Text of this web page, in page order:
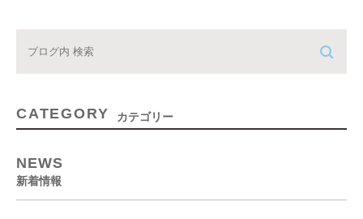
CATEGORY カテゴリー
NEWS
新着情報